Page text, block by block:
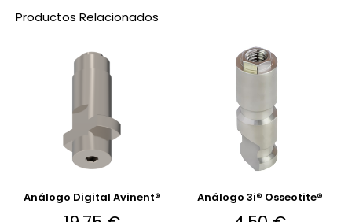
Productos Relacionados
Análogo Digital Avinent® Análogo 3i® Osseotite®